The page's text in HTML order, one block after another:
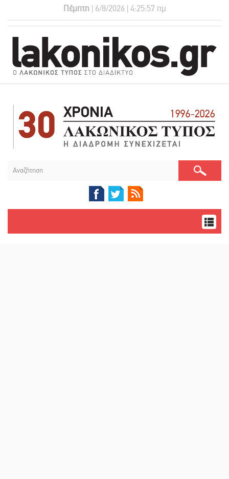
Πέμπτη | 6/8/2026 | 4:25:58 πμ